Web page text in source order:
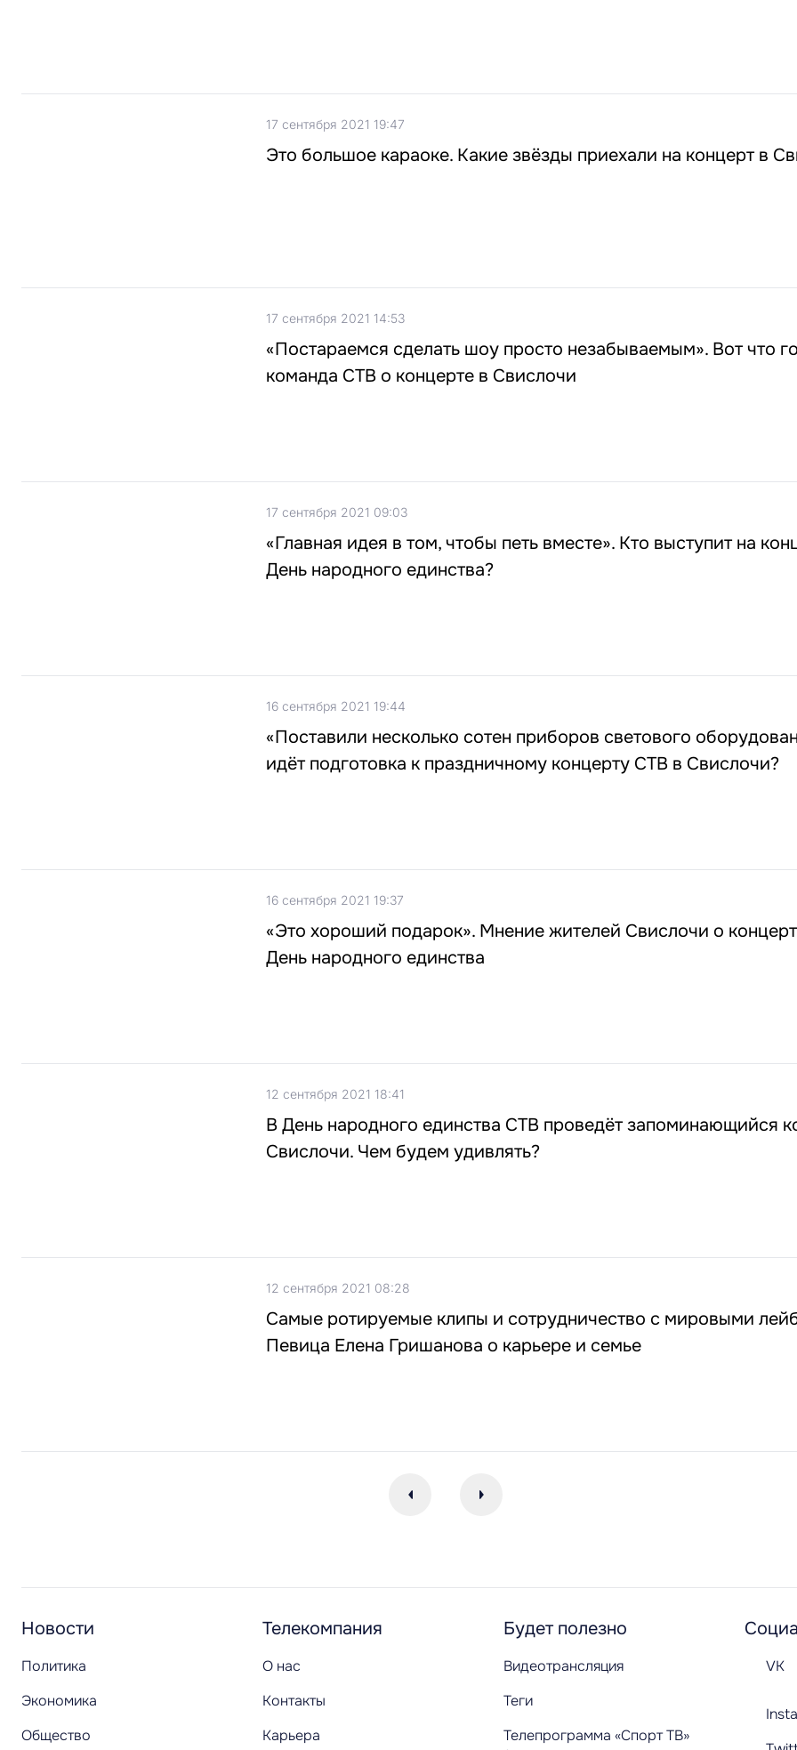
17 сентября 2021 19:47
Это большое караоке. Какие звёзды приехали на концерт в
17 сентября 2021 14:53
«Постараемся сделать шоу просто незабываемым». Вот что
команда СТВ о концерте в Свислочи
17 сентября 2021 09:03
«Главная идея в том, чтобы петь вместе». Кто выступит на
День народного единства?
16 сентября 2021 19:44
«Поставили несколько сотен приборов светового
идёт подготовка к праздничному концерту СТВ в Свислочи?
16 сентября 2021 19:37
«Это хороший подарок». Мнение жителей Свислочи о
День народного единства
12 сентября 2021 18:41
В День народного единства СТВ проведёт запоминающийся
Свислочи. Чем будем удивлять?
12 сентября 2021 08:28
Самые ротируемые клипы и сотрудничество с мировыми
Певица Елена Гришанова о карьере и семье
Новости
Политика
Экономика
Общество
Телекомпания
О нас
Контакты
Карьера
Будет полезно
Видеотрансляция
Теги
Телепрограмма «Спорт ТВ»
VK